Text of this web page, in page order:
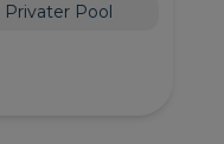
Privater Pool